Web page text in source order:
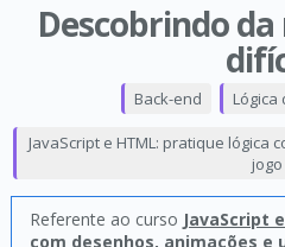
Descobrindo
Back-end Lógica
JavaScript e HTML: pratique lógica
jogo
Referente ao curso JavaScript
com desenhos, animações e